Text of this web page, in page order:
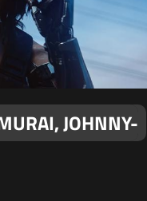
JOHNNY-